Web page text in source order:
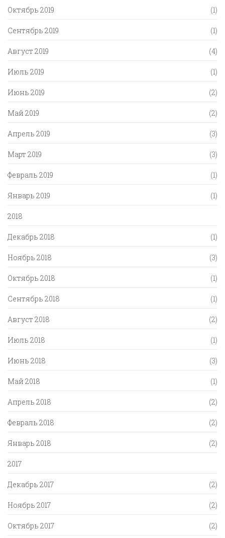
Октябрь 2019 (1)
Сентябрь 2019 (1)
Август 2019 (4)
Июль 2019 (1)
Июнь 2019 (2)
Май 2019 (2)
Апрель 2019 (3)
Март 2019 (3)
Февраль 2019 (1)
Январь 2019 (1)
2018
Декабрь 2018 (1)
Ноябрь 2018 (3)
Октябрь 2018 (1)
Сентябрь 2018 (1)
Август 2018 (2)
Июль 2018 (1)
Июнь 2018 (3)
Май 2018 (1)
Апрель 2018 (2)
Февраль 2018 (2)
Январь 2018 (2)
2017
Декабрь 2017 (2)
Ноябрь 2017 (2)
Октябрь 2017 (2)